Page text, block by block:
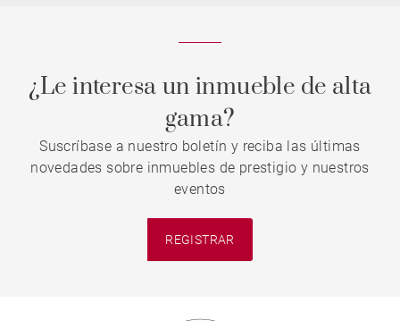
¿Le interesa un inmueble de alta
gama?
Suscríbase a nuestro boletín y reciba las últimas
novedades sobre inmuebles de prestigio y nuestros
eventos
REGISTRAR